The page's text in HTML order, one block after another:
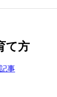
て方
記事